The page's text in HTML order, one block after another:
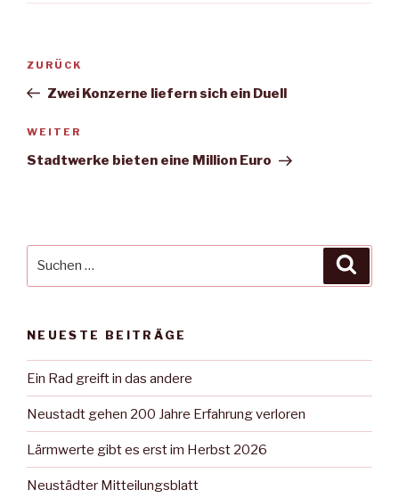
Beitragsnavigation
Vorheriger
Beitrag
ZURÜCK
Zwei Konzerne liefern sich ein Duell
Nächster
Beitrag
WEITER
Stadtwerke bieten eine Million Euro
NEUESTE BEITRÄGE
Ein Rad greift in das andere
Neustadt gehen 200 Jahre Erfahrung verloren
Lärmwerte gibt es erst im Herbst 2026
Neustädter Mitteilungsblatt